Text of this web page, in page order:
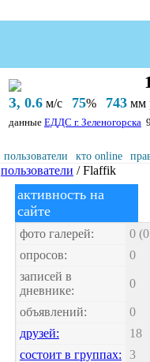
З, 0.6 м/с 75% 743 мм
данные ЕДДС г. Зеленогорска
пользователи кто online
пользователи / Flaffik
активность на
сайте
фото галерей:
0
опросов:
0
записей в
дневнике:
0
объявлений:
0
друзей:
18
состоит в группах:
3